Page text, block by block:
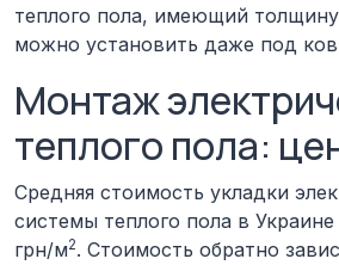
теплого пола, имеющий толщину
можно установить даже под
Монтаж
теплого пола:
Средняя стоимость укладки
системы теплого пола в Украине
грн/м2. Стоимость обратно